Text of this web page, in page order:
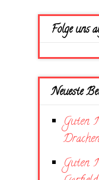
Folge uns
Neueste
Guten
Guten